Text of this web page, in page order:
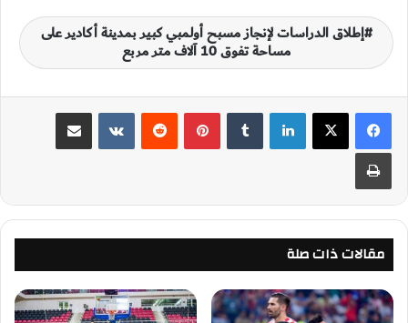
إطلاق الدراسات لإنجاز مسبح أولمبي كبير بمدينة أكادير على
مساحة تفوق 10 آلاف متر مربع
لينكدإن بينتيريست
مقالات ذات صلة